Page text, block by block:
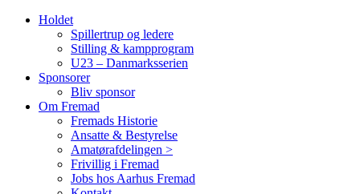
Holdet
Spillertrup og ledere
Stilling & kampprogram
U23 – Danmarksserien
Sponsorer
Bliv sponsor
Om Fremad
Fremads Historie
Ansatte & Bestyrelse
Amatørafdelingen >
Frivillig i Fremad
Jobs hos Aarhus Fremad